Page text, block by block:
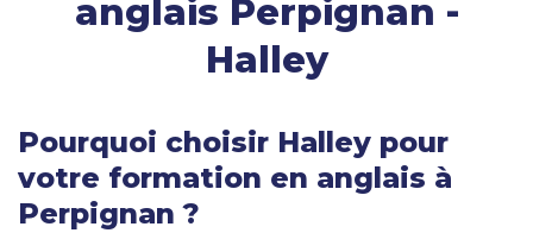
anglais Perpignan -
Halley
Pourquoi choisir Halley pour
votre formation en anglais à
Perpignan ?